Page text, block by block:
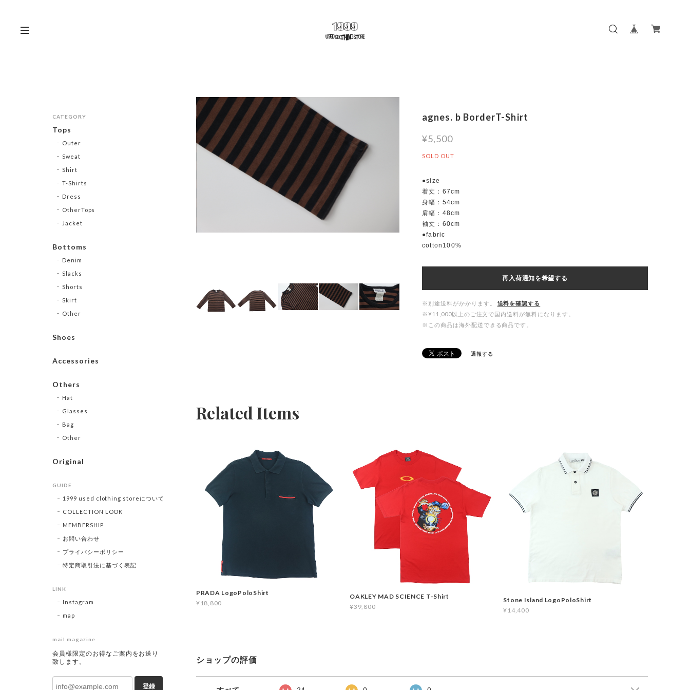
agnes. b BorderT-Shirt
¥5,500
SOLD OUT
●size
着丈：67cm
身幅：54cm
肩幅：48cm
袖丈：60cm
●fabric
cotton100%
再入荷通知を希望する
※別途送料がかかります。
送料を確認する
※¥11,000以上のご注文で国内送料が無料になります。
※この商品は海外配送できる商品です。
通報する
Related Items
PRADA LogoPoloShirt
¥18,800
OAKLEY MAD SCIENCE T-Shirt
¥39,800
Stone Island LogoPoloShirt
¥14,400
ショップの評価
CATEGORY
Tops
Outer
Sweat
Shirt
T-Shirts
Dress
OtherTops
Jacket
Bottoms
Denim
Slacks
Shorts
Skirt
Other
Shoes
Accessories
Others
Hat
Glasses
Bag
Other
Original
GUIDE
1999 used clothing storeについて
COLLECTION LOOK
MEMBERSHIP
お問い合わせ
プライバシーポリシー
特定商取引法に基づく表記
LINK
Instagram
map
mail magazine
会員様限定のお得なご案内をお送り
致します。
登録